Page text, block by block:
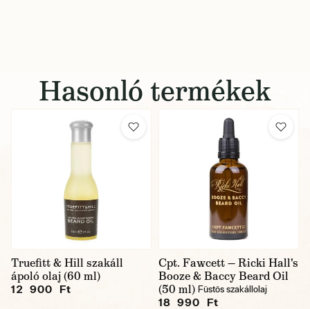
Hasonló termékek
Truefitt & Hill szakáll
ápoló olaj (60 ml)
12 900 Ft
Cpt. Fawcett — Ricki Hall's
Booze & Baccy Beard Oil
(50 ml) Füstös szakállolaj
18 990 Ft